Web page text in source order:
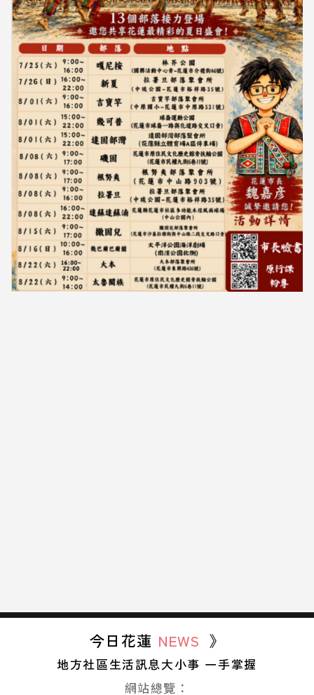
今日花蓮 NEWS 》
地方社區生活訊息大小事 一手掌握
網站總覽：